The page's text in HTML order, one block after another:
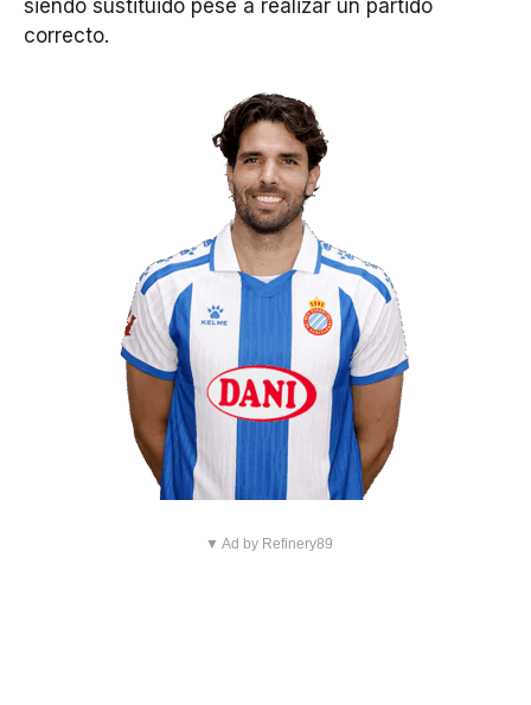
siendo sustituido pese a realizar un partido
correcto.
▼ Ad by Refinery89